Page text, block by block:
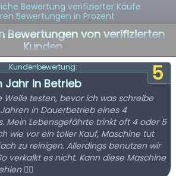
Bewertung verifizierter Käufe
Bewertungen in Prozent
Bewertungen von verifizierten
Kunden
5
Kundenbewertung:
Jahr in Betrieb
Weile testen, bevor ich was schreibe
in Dauerbetrieb eines 4
Mein Lebensgefährte trinkt oft 4 oder 5
wie vor ein toller Kauf, Maschine tut
zu reinigen. Allerdings benutzen wir
nicht. Kann diese Maschine
👍🏻